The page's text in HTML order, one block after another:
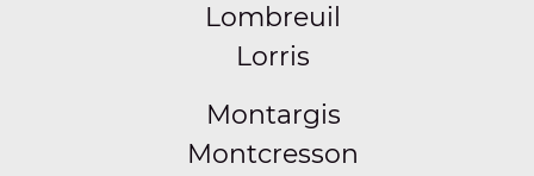
Lombreuil
Lorris
Montargis
Montcresson